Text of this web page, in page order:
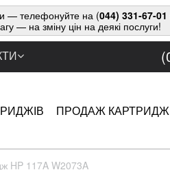
— телефонуйте на (044) 331-67-01
— на зміну цін на деякі послуги!
ПРОДАЖ
HP 117A W2073A